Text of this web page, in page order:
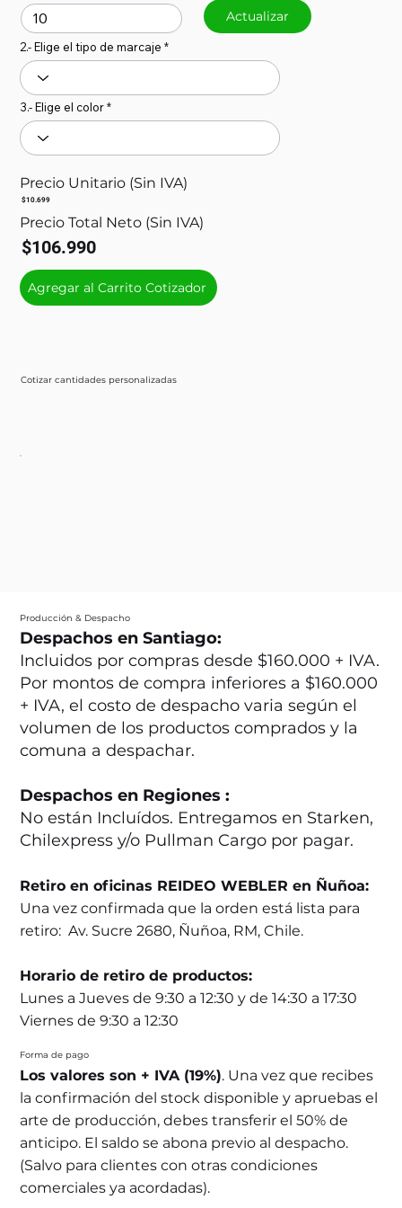
Cotizar cantidades personalizadas
Actualizar
2.- Elige el tipo de marcaje
3.- Elige el color
Precio Unitario (Sin IVA)
$10.699
Precio Total Neto (Sin IVA)
$106.990
Agregar al Carrito Cotizador
Producción & Despacho
Despachos en Santiago:
Incluidos por compras desde $160.000 + IVA.
Por montos de compra inferiores a $160.000
+ IVA, el costo de despacho varia según el
volumen de los productos comprados y la
comuna a despachar.
Despachos en Regiones :
No están Incluídos. Entregamos en Starken,
Chilexpress y/o Pullman Cargo por pagar.
Retiro en oficinas REIDEO WEBLER en Ñuñoa:
Una vez confirmada que la orden está lista para
retiro: Av. Sucre 2680, Ñuñoa, RM, Chile.
Horario de retiro de productos:
Lunes a Jueves de 9:30 a 12:30 y de 14:30 a 17:30
Viernes de 9:30 a 12:30
Forma de pago
Los valores son + IVA (19%). Una vez que recibes
la confirmación del stock disponible y apruebas el
arte de producción, debes transferir el 50% de
anticipo. El saldo se abona previo al despacho.
(Salvo para clientes con otras condiciones
comerciales ya acordadas).